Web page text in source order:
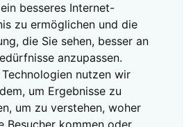
besseres Internet-
zu ermöglichen und die
die Sie sehen, besser an
anzupassen.
Technologien nutzen wir
um Ergebnisse zu
um zu verstehen, woher
Besucher kommen oder
vor Ort